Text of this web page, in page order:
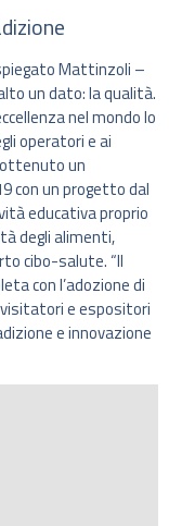
Mattinzoli –
un dato: la qualità.
nel mondo lo
operatori e ai
ottenuto un
con un progetto dal
educativa proprio
degli alimenti,
cibo-salute. “Il
con l’adozione di
e espositori
e innovazione